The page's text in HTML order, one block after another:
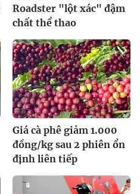
Roadster "lột xác" đậm
chất thể thao
Giá cà phê giảm 1.000
đồng/kg sau 2 phiên ổn
định liên tiếp